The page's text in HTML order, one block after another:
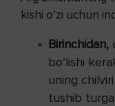
kishi o‘zi uchun
Birinchidan,
bo‘lishi
uning
tushib